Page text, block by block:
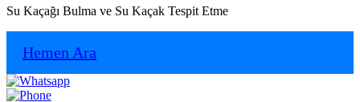
Su Kaçağı Bulma ve Su Kaçak Tespit Etme
Hemen Ara